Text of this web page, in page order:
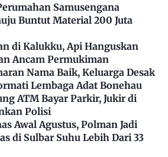
Samusengana
Buntut Material 200 Juta
di Kalukku, Api Hanguskan
Ancam Permukiman
Nama Baik, Keluarga Desak
Lembaga Adat Bonehau
ATM Bayar Parkir, Jukir di
Polisi
Awal Agustus, Polman Jadi
di Sulbar Suhu Lebih Dari 33